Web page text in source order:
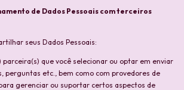
de Dados Pessoais com terceiros
seus Dados Pessoais:
parceira(s) que você selecionar ou optar em enviar
perguntas etc., bem como com provedores de
gerenciar ou suportar certos aspectos de